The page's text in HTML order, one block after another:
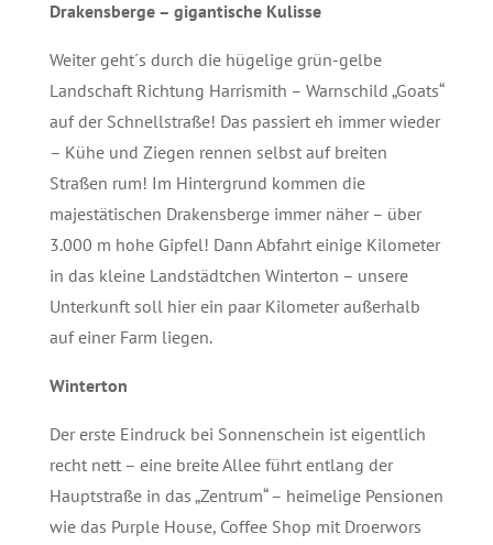
Drakensberge – gigantische Kulisse
Weiter geht´s durch die hügelige grün-gelbe
Landschaft Richtung Harrismith – Warnschild „Goats“
auf der Schnellstraße! Das passiert eh immer wieder
– Kühe und Ziegen rennen selbst auf breiten
Straßen rum! Im Hintergrund kommen die
majestätischen Drakensberge immer näher – über
3.000 m hohe Gipfel! Dann Abfahrt einige Kilometer
in das kleine Landstädtchen Winterton – unsere
Unterkunft soll hier ein paar Kilometer außerhalb
auf einer Farm liegen.
Winterton
Der erste Eindruck bei Sonnenschein ist eigentlich
recht nett – eine breite Allee führt entlang der
Hauptstraße in das „Zentrum“ – heimelige Pensionen
wie das Purple House, Coffee Shop mit Droerwors